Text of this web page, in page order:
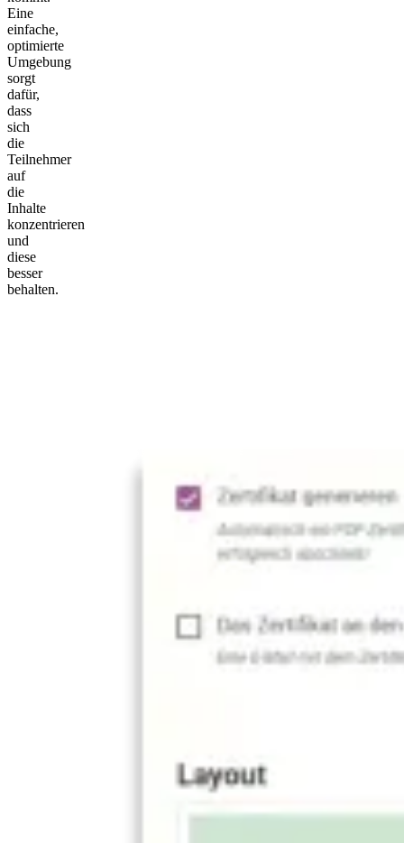
Eine
einfache,
optimierte
Umgebung
sorgt
dafür,
dass
sich
die
Teilnehmer
auf
die
Inhalte
konzentrieren
und
diese
besser
behalten.